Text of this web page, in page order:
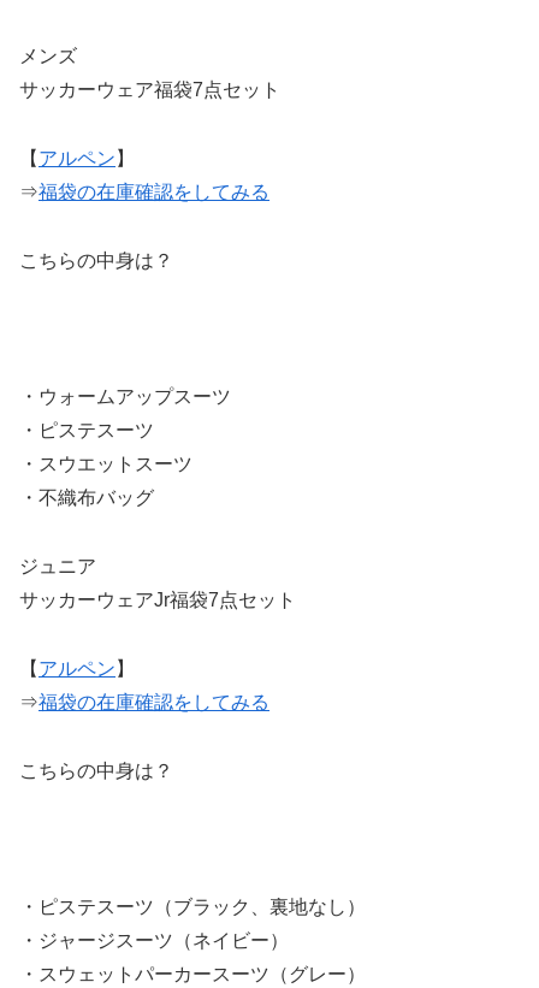
メンズ
サッカーウェア福袋7点セット
【 アルペン 】
⇒福袋の在庫確認をしてみる
こちらの中身は？
・ウォームアップスーツ
・ピステスーツ
・スウエットスーツ
・不織布バッグ
ジュニア
サッカーウェアJr福袋7点セット
【 アルペン 】
⇒福袋の在庫確認をしてみる
こちらの中身は？
・ピステスーツ（ブラック、裏地なし）
・ジャージスーツ（ネイビー）
・スウェットパーカースーツ（グレー）